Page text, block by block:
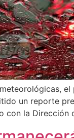
un reporte
con la Dirección